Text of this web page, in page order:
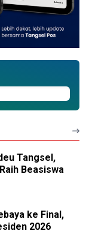
Tangsel,
Beasiswa
ke Final,
2026